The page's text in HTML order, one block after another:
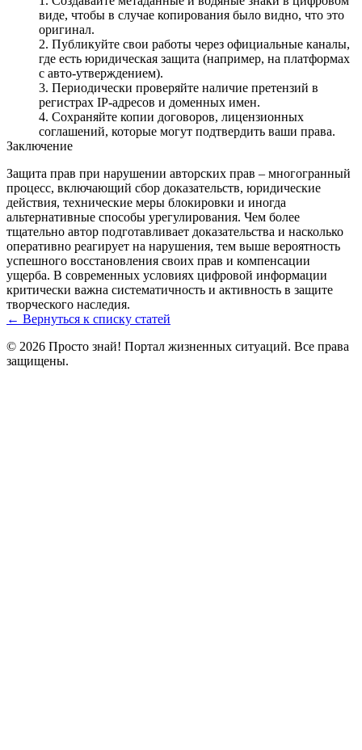
виде, чтобы в случае копирования было видно, что это
оригинал.
Публикуйте свои работы через официальные каналы,
где есть юридическая защита (например, на платформах
с авто-утверждением).
Периодически проверяйте наличие претензий в
регистрах IP-адресов и доменных имен.
Сохраняйте копии договоров, лицензионных
соглашений, которые могут подтвердить ваши права.
Заключение
Защита прав при нарушении авторских прав – многогранный
процесс, включающий сбор доказательств, юридические
действия, технические меры блокировки и иногда
альтернативные способы урегулирования. Чем более
тщательно автор подготавливает доказательства и насколько
оперативно реагирует на нарушения, тем выше вероятность
успешного восстановления своих прав и компенсации
ущерба. В современных условиях цифровой информации
критически важна систематичность и активность в защите
творческого наследия.
← Вернуться к списку статей
© 2026 Просто знай! Портал жизненных ситуаций. Все права
защищены.